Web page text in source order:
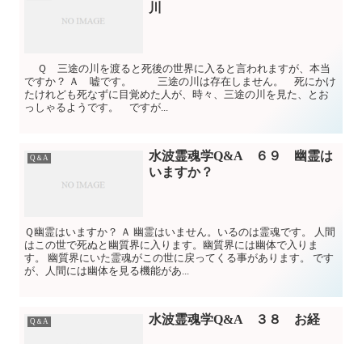
川
Ｑ 三途の川を渡ると死後の世界に入ると言われますが、本当
ですか？ Ａ 嘘です。 三途の川は存在しません。 死にかけ
たけれども死なずに目覚めた人が、時々、三途の川を見た、とお
っしゃるようです。 ですが...
Q＆A
水波霊魂学Q&A ６９ 幽霊は
いますか？
Ｑ幽霊はいますか？ Ａ 幽霊はいません。いるのは霊魂です。 人間
はこの世で死ぬと幽質界に入ります。幽質界には幽体で入りま
す。 幽質界にいた霊魂がこの世に戻ってくる事があります。 です
が、人間には幽体を見る機能があ...
Q＆A 水波霊魂学Q&A ３８ お経